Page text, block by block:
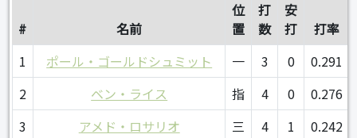
# 名前
位
置
打
数
安
打
打率
1
ポール・ゴールドシュミット 一 3 0
0.291
2
ベン・ライス 指 4 0
0.276
3
アメド・ロサリオ 三 4 1
0.242